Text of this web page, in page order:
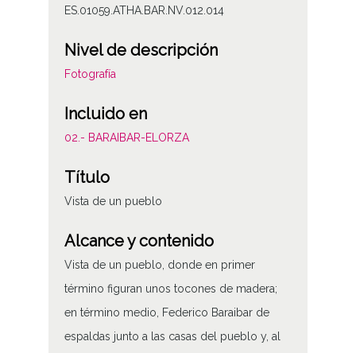
ES.01059.ATHA.BAR.NV.012.014
Nivel de descripción
Fotografía
Incluido en
02.- BARAIBAR-ELORZA
Título
Vista de un pueblo
Alcance y contenido
Vista de un pueblo, donde en primer
término figuran unos tocones de madera;
en término medio, Federico Baraibar de
espaldas junto a las casas del pueblo y, al